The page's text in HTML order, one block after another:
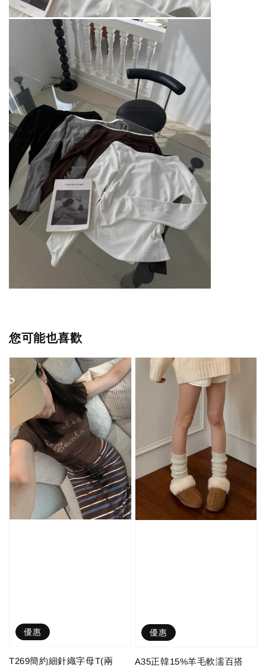
您可能也喜歡
優惠
T269簡約細針織字母T(兩
優惠
A35正韓15%羊毛軟濡百搭